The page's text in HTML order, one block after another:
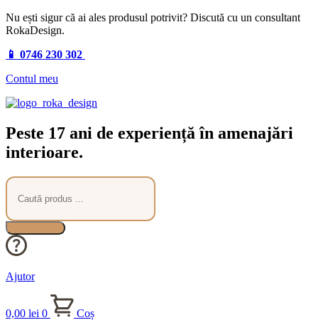
Nu ești sigur că ai ales produsul potrivit? Discută cu un consultant
RokaDesign.
📱 0746 230 302
Contul meu
Peste 17 ani de experiență în amenajări
interioare.
Products
search
Ajutor
0,00 lei 0
Coș